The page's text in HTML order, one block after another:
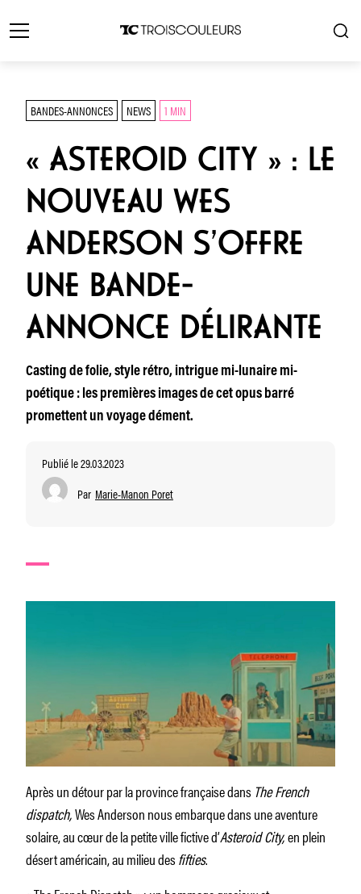
BANDES-ANNONCES NEWS 1 MIN
« ASTEROID CITY » : LE
NOUVEAU WES
ANDERSON S’OFFRE
UNE BANDE-
ANNONCE DÉLIRANTE
Casting de folie, style rétro, intrigue mi-lunaire mi-
poétique : les premières images de cet opus barré
promettent un voyage dément.
Publié le 29.03.2023
Par Marie-Manon Poret
Après un détour par la province française dans The French
dispatch,Wes Anderson nous embarque dans une aventure
solaire, au cœur de la petite ville fictive d’Asteroid City,en plein
désert américain, au milieu desfifties.